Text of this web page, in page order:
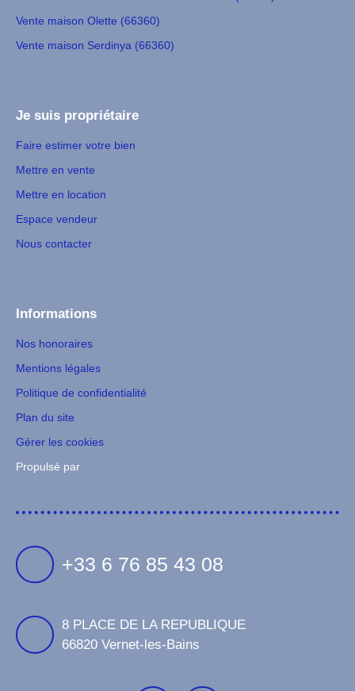
Vente maison Olette (66360)
Vente maison Serdinya (66360)
Je suis propriétaire
Faire estimer votre bien
Mettre en vente
Mettre en location
Espace vendeur
Nous contacter
Informations
Nos honoraires
Mentions légales
Politique de confidentialité
Plan du site
Gérer les cookies
Propulsé par
+33 6 76 85 43 08
8 PLACE DE LA REPUBLIQUE
66820 Vernet-les-Bains